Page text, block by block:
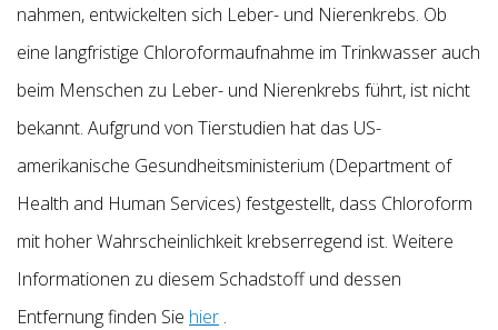
nahmen, entwickelten sich Leber- und Nierenkrebs. Ob
eine langfristige Chloroformaufnahme im Trinkwasser auch
beim Menschen zu Leber- und Nierenkrebs führt, ist nicht
bekannt. Aufgrund von Tierstudien hat das US-
amerikanische Gesundheitsministerium (Department of
Health and Human Services) festgestellt, dass Chloroform
mit hoher Wahrscheinlichkeit krebserregend ist. Weitere
Informationen zu diesem Schadstoff und dessen
Entfernung finden Sie hier .